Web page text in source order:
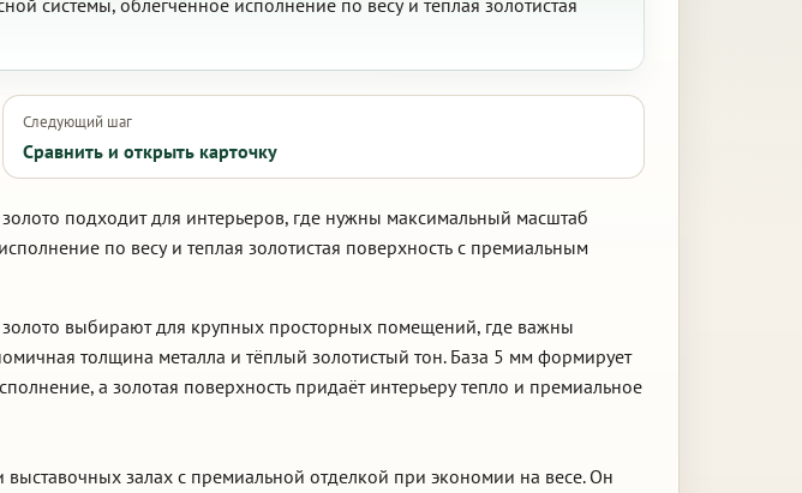
системы, облегчённое исполнение по весу и теплая золотистая
Следующий шаг
Сравнить и открыть карточку
подходит для интерьеров, где нужны максимальный масштаб
по весу и теплая золотистая поверхность с премиальным
выбирают для крупных просторных помещений, где важны
толщина металла и тёплый золотистый тон. База 5 мм формирует
а золотая поверхность придаёт интерьеру тепло и премиальное
выставочных залах с премиальной отделкой при экономии на весе. Он